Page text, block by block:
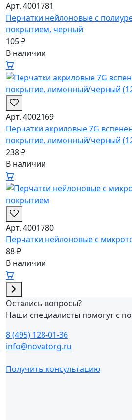
Арт. 4001781
Перчатки нейлоновые с
покрытием, черный
105 ₽
В наличии
Арт. 4002169
Перчатки акриловые 7G
покрытие, лимонный/черный
238 ₽
В наличии
Арт. 4001780
Перчатки нейлоновые с
88 ₽
В наличии
Остались вопросы?
Наши специалисты помогут с
8 (495) 128-01-36
info@novatorg.ru
Получить консультацию